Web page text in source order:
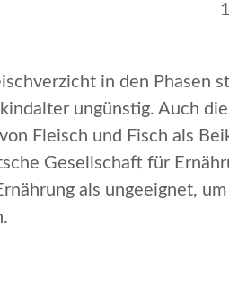
in den Phasen
ungünstig. Auch die
Fleisch und Fisch als
Gesellschaft für
als ungeeignet, um